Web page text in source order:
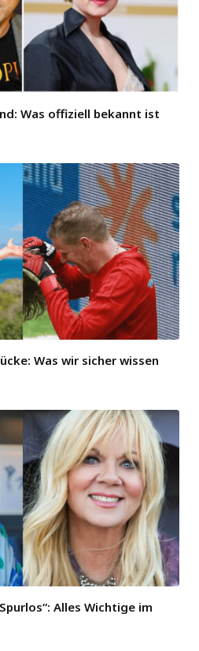
Was offiziell bekannt ist
Was wir sicher wissen
Alles Wichtige im